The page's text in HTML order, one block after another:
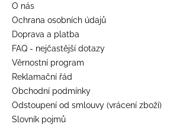
O nás
Ochrana osobních údajů
Doprava a platba
FAQ - nejčastější dotazy
Věrnostní program
Reklamační řád
Obchodní podmínky
Odstoupení od smlouvy (vrácení zboží)
Slovník pojmů